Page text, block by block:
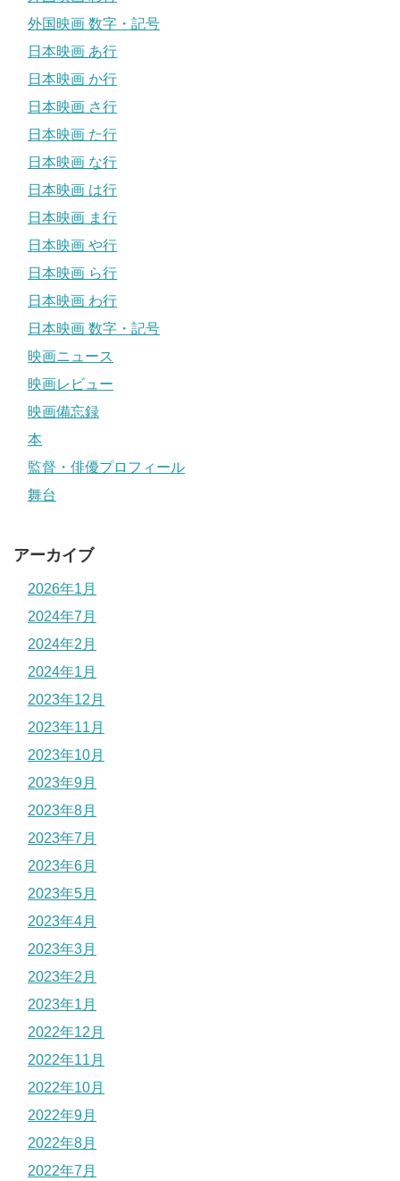
外国映画 数字・記号
日本映画 あ行
日本映画 か行
日本映画 さ行
日本映画 た行
日本映画 な行
日本映画 は行
日本映画 ま行
日本映画 や行
日本映画 ら行
日本映画 わ行
日本映画 数字・記号
映画ニュース
映画レビュー
映画備忘録
本
監督・俳優プロフィール
舞台
アーカイブ
2026年1月
2024年7月
2024年2月
2024年1月
2023年12月
2023年11月
2023年10月
2023年9月
2023年8月
2023年7月
2023年6月
2023年5月
2023年4月
2023年3月
2023年2月
2023年1月
2022年12月
2022年11月
2022年10月
2022年9月
2022年8月
2022年7月